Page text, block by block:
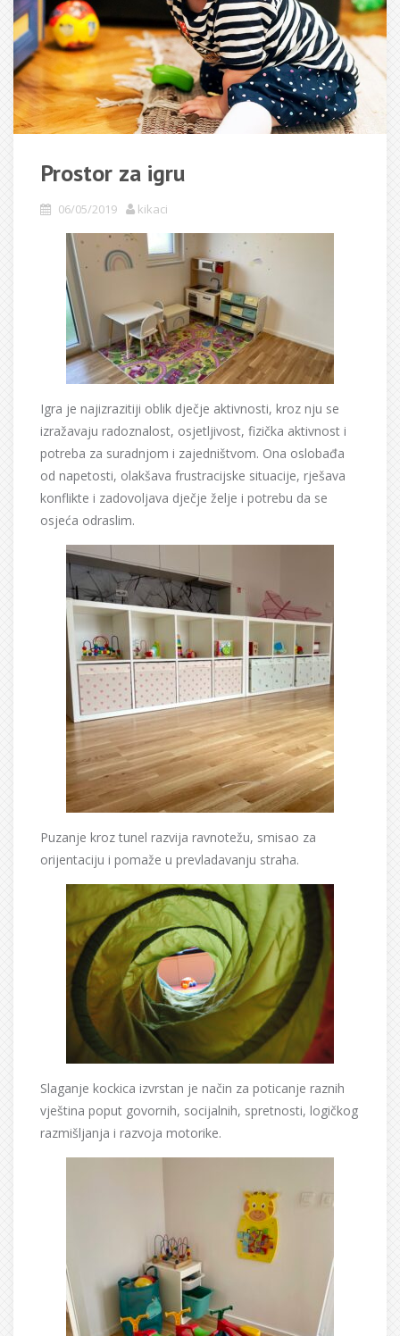
Prostor za igru
06/05/2019 kikaci
Igra je najizrazitiji oblik dječje aktivnosti, kroz nju se
izražavaju radoznalost, osjetljivost, fizička aktivnost i
potreba za suradnjom i zajedništvom. Ona oslobađa
od napetosti, olakšava frustracijske situacije, rješava
konflikte i zadovoljava dječje želje i potrebu da se
osjeća odraslim.
Puzanje kroz tunel razvija ravnotežu, smisao za
orijentaciju i pomaže u prevladavanju straha.
Slaganje kockica izvrstan je način za poticanje raznih
vještina poput govornih, socijalnih, spretnosti, logičkog
razmišljanja i razvoja motorike.